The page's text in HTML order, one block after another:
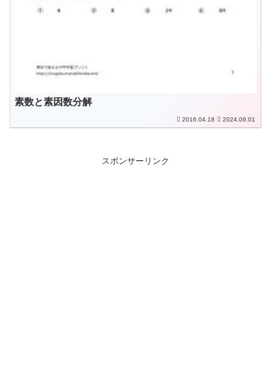
素数と素因数分解
2016.04.18 2024.09.01
スポンサーリンク